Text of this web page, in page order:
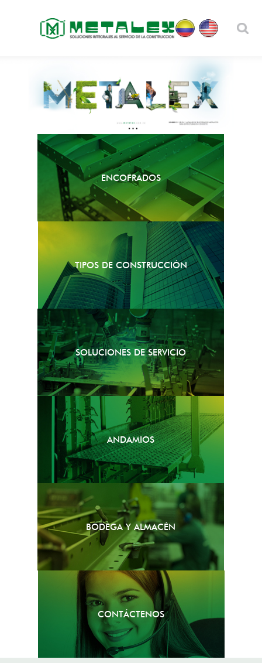
ENCOFRADOS
TIPOS DE CONSTRUCCIÓN
SOLUCIONES DE SERVICIO
ANDAMIOS
BODEGA Y ALMACÉN
CONTÁCTENOS